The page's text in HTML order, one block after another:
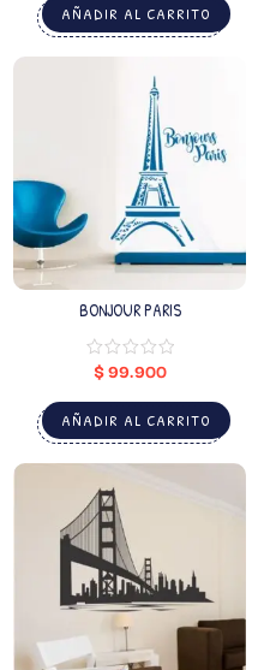
AÑADIR AL CARRITO
BONJOUR PARIS
$99.900
AÑADIR AL CARRITO